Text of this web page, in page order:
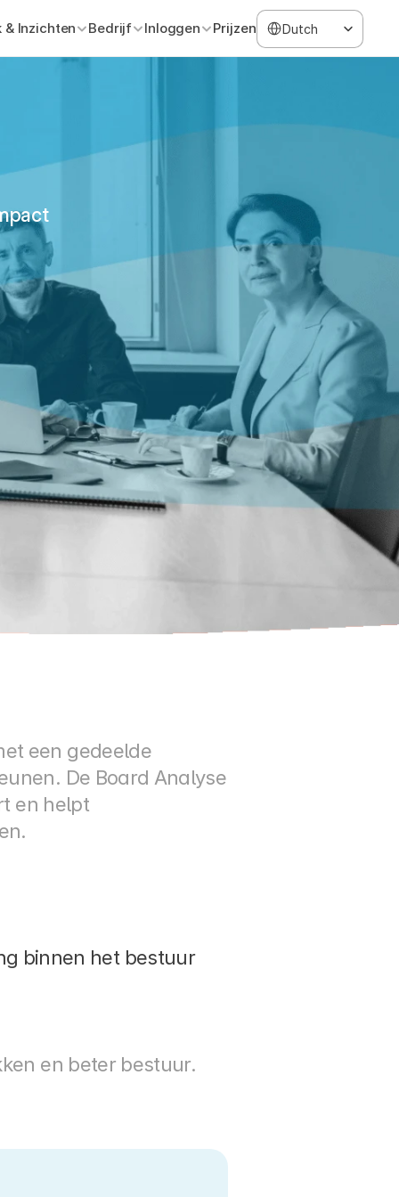
& Inzichten Bedrijf Inloggen Prijzen
Select Language
Dutch
een gedeelde
De Board Analyse
en helpt
binnen het bestuur
en beter bestuur.